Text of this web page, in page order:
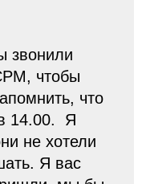
звонили
чтобы
что
14.00. Я
не хотели
Я вас